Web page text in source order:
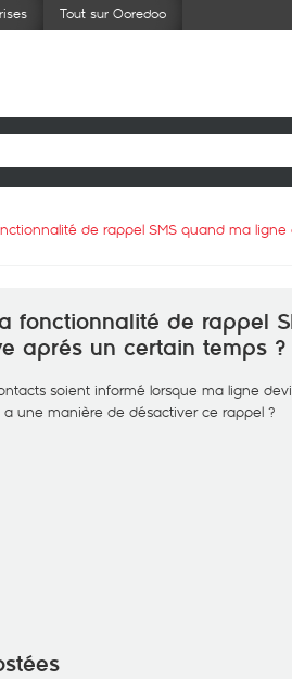
Tout sur Ooredoo
de rappel SMS quand ma
fonctionnalité de rappel
aprés un certain temps ?
soient informé lorsque ma ligne
une manière de désactiver ce rappel ?